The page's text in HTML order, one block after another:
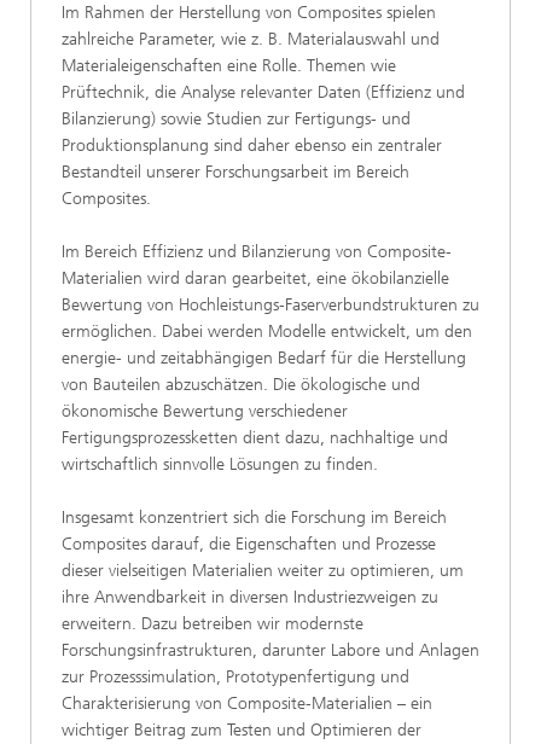
Im Rahmen der Herstellung von Composites spielen
zahlreiche Parameter, wie z. B. Materialauswahl und
Materialeigenschaften eine Rolle. Themen wie
Prüftechnik, die Analyse relevanter Daten (Effizienz und
Bilanzierung) sowie Studien zur Fertigungs- und
Produktionsplanung sind daher ebenso ein zentraler
Bestandteil unserer Forschungsarbeit im Bereich
Composites.
Im Bereich Effizienz und Bilanzierung von Composite-
Materialien wird daran gearbeitet, eine ökobilanzielle
Bewertung von Hochleistungs-Faserverbundstrukturen zu
ermöglichen. Dabei werden Modelle entwickelt, um den
energie- und zeitabhängigen Bedarf für die Herstellung
von Bauteilen abzuschätzen. Die ökologische und
ökonomische Bewertung verschiedener
Fertigungsprozessketten dient dazu, nachhaltige und
wirtschaftlich sinnvolle Lösungen zu finden.
Insgesamt konzentriert sich die Forschung im Bereich
Composites darauf, die Eigenschaften und Prozesse
dieser vielseitigen Materialien weiter zu optimieren, um
ihre Anwendbarkeit in diversen Industriezweigen zu
erweitern. Dazu betreiben wir modernste
Forschungsinfrastrukturen, darunter Labore und Anlagen
zur Prozesssimulation, Prototypenfertigung und
Charakterisierung von Composite-Materialien – ein
wichtiger Beitrag zum Testen und Optimieren der